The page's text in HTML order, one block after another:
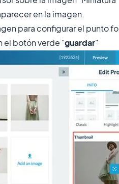
en la imagen.
para configurar el punto
botón verde "guardar"